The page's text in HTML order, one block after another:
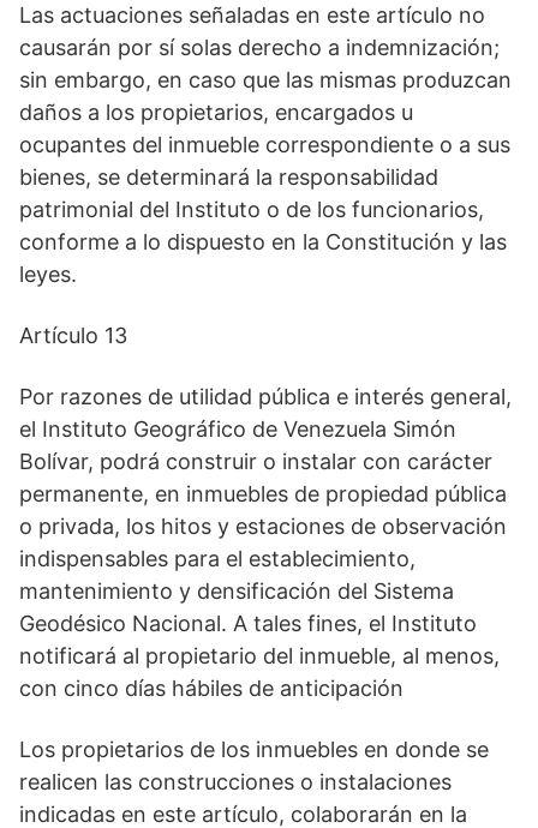
Las actuaciones señaladas en este artículo no
causarán por sí solas derecho a indemnización;
sin embargo, en caso que las mismas produzcan
daños a los propietarios, encargados u
ocupantes del inmueble correspondiente o a sus
bienes, se determinará la responsabilidad
patrimonial del Instituto o de los funcionarios,
conforme a lo dispuesto en la Constitución y las
leyes.
Artículo 13
Por razones de utilidad pública e interés general,
el Instituto Geográfico de Venezuela Simón
Bolívar, podrá construir o instalar con carácter
permanente, en inmuebles de propiedad pública
o privada, los hitos y estaciones de observación
indispensables para el establecimiento,
mantenimiento y densificación del Sistema
Geodésico Nacional. A tales fines, el Instituto
notificará al propietario del inmueble, al menos,
con cinco días hábiles de anticipación
Los propietarios de los inmuebles en donde se
realicen las construcciones o instalaciones
indicadas en este artículo, colaborarán en la